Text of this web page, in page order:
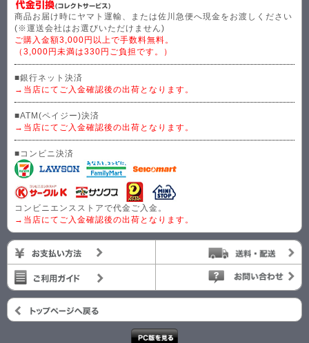
商品お届け時にヤマト運輸、または佐川急便へ現金をお渡しください
(※運送会社はお選びいただけません)
ご購入金額3,000円以上で手数料無料。
（3,000円未満は330円ご負担です。）
■銀行ネット決済
→当店にてご入金確認後の出荷となります。
■ATM(ペイジー)決済
→当店にてご入金確認後の出荷となります。
■コンビニ決済
コンビニエンスストアで代金ご入金。
→当店にてご入金確認後の出荷となります。